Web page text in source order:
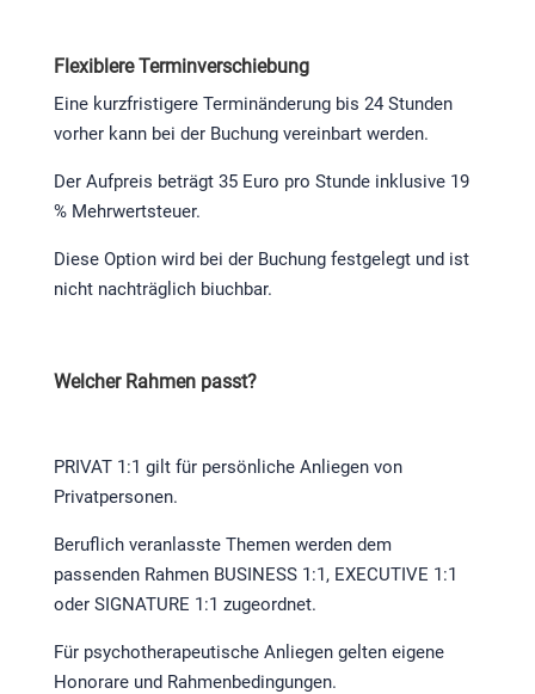
Flexiblere Terminverschiebung
Eine kurzfristigere Terminänderung bis 24 Stunden
vorher kann bei der Buchung vereinbart werden.
Der Aufpreis beträgt 35 Euro pro Stunde inklusive 19
% Mehrwertsteuer.
Diese Option wird bei der Buchung festgelegt und ist
nicht nachträglich biuchbar.
Welcher Rahmen passt?
PRIVAT 1:1 gilt für persönliche Anliegen von
Privatpersonen.
Beruflich veranlasste Themen werden dem
passenden Rahmen BUSINESS 1:1, EXECUTIVE 1:1
oder SIGNATURE 1:1 zugeordnet.
Für psychotherapeutische Anliegen gelten eigene
Honorare und Rahmenbedingungen.